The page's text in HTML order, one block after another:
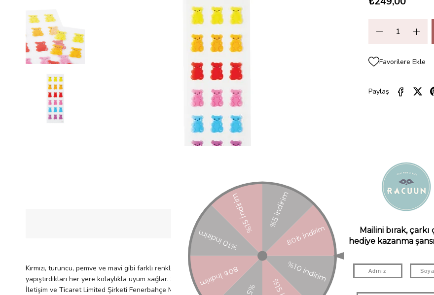
Favorilere Ekle
Paylaş
ÜRÜN ÖZELLIKLERI YORUMLAR ÖDEME SEÇENEKLERI ÜRÜN
Kırmızı, turuncu, pemve ve mavi gibi farklı renklerdeki sevimli ayıcık çıkartmaları ile defterlerinizi, günlüklerinizi veya çantalarınızı
yapıştırdıkları her yere kolaylıkla uyum sağlar. Sakızlı ayı temalı iki çıkartma sayfası içerir Çıkartmalar şeffaf arka plana sahiptir
İletişim ve Ticaret Limited Şirketi Fenerbahçe Mah. Lalezar Sok. No:3/A Kadıköy İ[email protected] şei: ÇİN Uygunluk Sembolü: